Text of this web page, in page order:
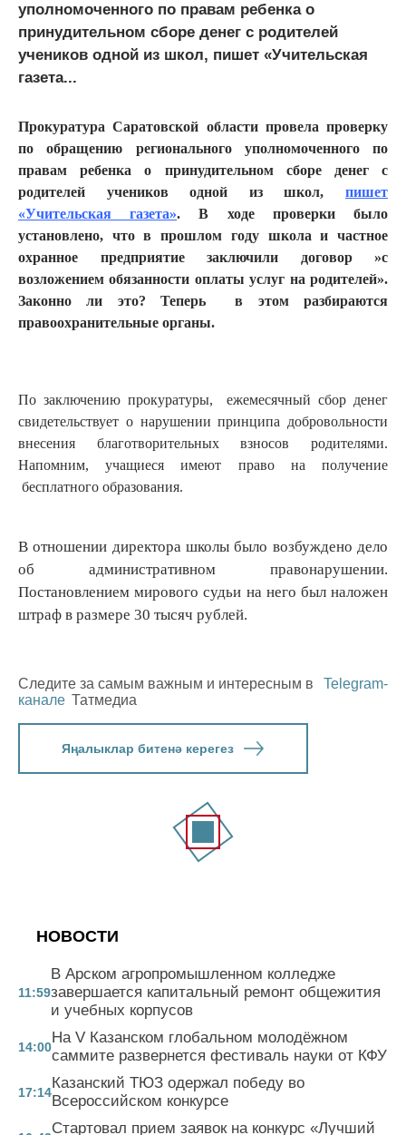
уполномоченного по правам ребенка о
принудительном сборе денег с родителей
учеников одной из школ, пишет «Учительская
газета...
Прокуратура Саратовской области провела проверку
по обращению регионального уполномоченного по
правам ребенка о принудительном сборе денег с
родителей учеников одной из школ,
пишет
«Учительская газета». В ходе проверки было
установлено, что в прошлом году школа и частное
охранное предприятие заключили договор »с
возложением обязанности оплаты услуг на родителей».
Законно ли это? Теперь в этом разбираются
правоохранительные органы.
По заключению прокуратуры, ежемесячный сбор денег
свидетельствует о нарушении принципа добровольности
внесения благотворительных взносов родителями.
Напомним, учащиеся имеют право на получение
бесплатного образования.
В отношении директора школы было возбуждено дело
об административном правонарушении.
Постановлением мирового судьи на него был наложен
штраф в размере 30 тысяч рублей.
Следите за самым важным и интересным в
Telegram-
канале Татмедиа
Яңалыклар битенә керегез
НОВОСТИ
11:59
В Арском агропромышленном колледже
завершается капитальный ремонт общежития
и учебных корпусов
14:00
На V Казанском глобальном молодёжном
саммите развернется фестиваль науки от КФУ
17:14
Казанский ТЮЗ одержал победу во
Всероссийском конкурсе
Стартовал прием заявок на конкурс «Лучший